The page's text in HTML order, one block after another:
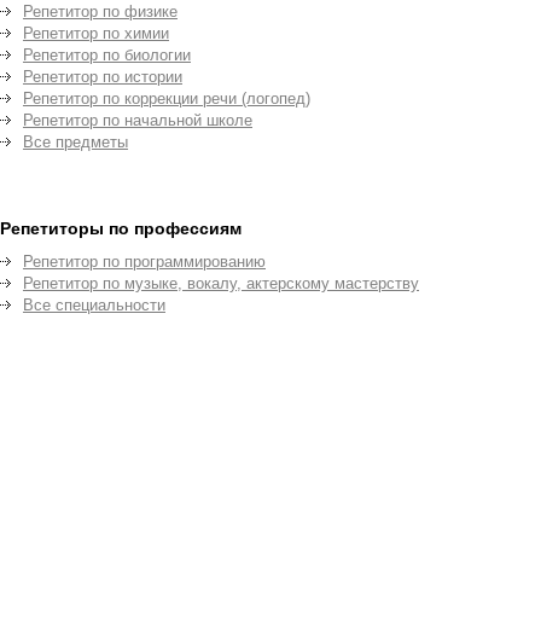
Репетитор по физике
Репетитор по химии
Репетитор по биологии
Репетитор по истории
Репетитор по коррекции речи (логопед)
Репетитор по начальной школе
Все предметы
Репетиторы по профессиям
Репетитор по программированию
Репетитор по музыке, вокалу, актерскому мастерству
Все специальности